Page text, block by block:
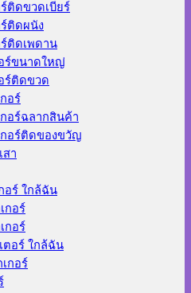
ติดขวดเบียร์
ติดผนัง
ติดเพดาน
ร์ขนาดใหญ่
ร์ติดขวด
อร์
อร์ฉลากสินค้า
อร์ติดของขวัญ
สา
อร์ ใกล้ฉัน
กอร์
กอร์
ตอร์ ใกล้ฉัน
กอร์